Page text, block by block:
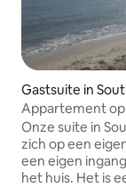
Gastsuite in
Appartement op
Beach
Onze suite in
zich op een
een eigen
het huis. Het is